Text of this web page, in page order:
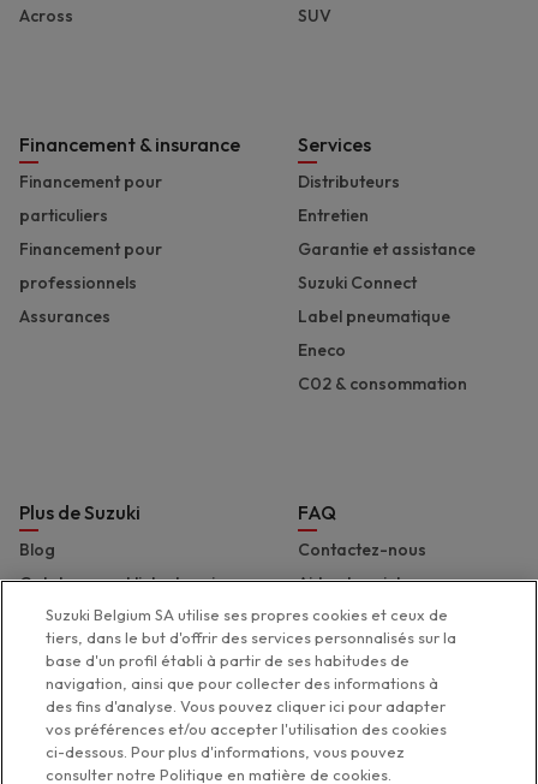
Across
SUV
Financement & insurance
Financement pour
particuliers
Financement pour
professionnels
Assurances
Services
Distributeurs
Entretien
Garantie et assistance
Suzuki Connect
Label pneumatique
Eneco
C02 & consommation
Plus de Suzuki
Blog
Catalogues et liste de prix
Presse
Suzuki Marine
Suzuki 2 Wheels
Suzuki Global
FAQ
Contactez-nous
Aide et assistance
Déclaration d'accessibilité
Suzuki Belgium SA utilise ses propres cookies et ceux de
tiers, dans le but d'offrir des services personnalisés sur la
base d'un profil établi à partir de ses habitudes de
navigation, ainsi que pour collecter des informations à
des fins d'analyse. Vous pouvez cliquer ici pour adapter
vos préférences et/ou accepter l'utilisation des cookies
ci-dessous. Pour plus d'informations, vous pouvez
consulter notre Politique en matière de cookies.